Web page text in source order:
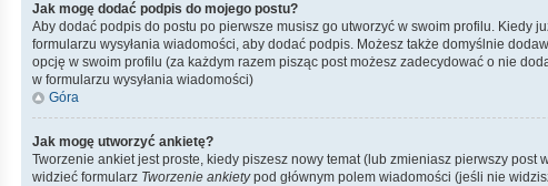
Jak mogę dodać podpis do mojego postu?
Aby dodać podpis do postu po pierwsze musisz go utworzyć w swoim profilu. Kiedy
formularzu wysyłania wiadomości, aby dodać podpis. Możesz także domyślnie
opcję w swoim profilu (za każdym razem pisząc post możesz zadecydować o nie
w formularzu wysyłania wiadomości)
Góra
Jak mogę utworzyć ankietę?
Tworzenie ankiet jest proste, kiedy piszesz nowy temat (lub zmieniasz pierwszy
widzieć formularz Tworzenie ankietypod głównym polem wiadomości (jeśli nie